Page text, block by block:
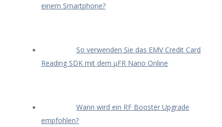
einem Smartphone?
So verwenden Sie das EMV Credit Card
Reading SDK mit dem μFR Nano Online
Wann wird ein RF Booster Upgrade
empfohlen?